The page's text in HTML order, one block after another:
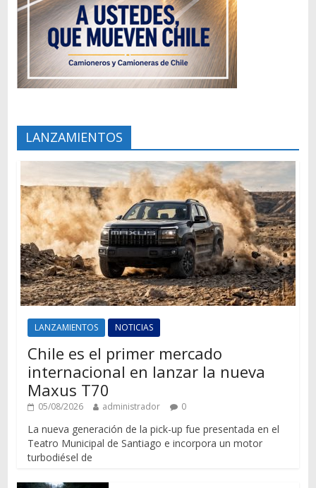
LANZAMIENTOS
LANZAMIENTOS NOTICIAS
Chile es el primer mercado
internacional en lanzar la nueva
Maxus T70
05/08/2026 administrador 0
La nueva generación de la pick-up fue presentada en el
Teatro Municipal de Santiago e incorpora un motor
turbodiésel de